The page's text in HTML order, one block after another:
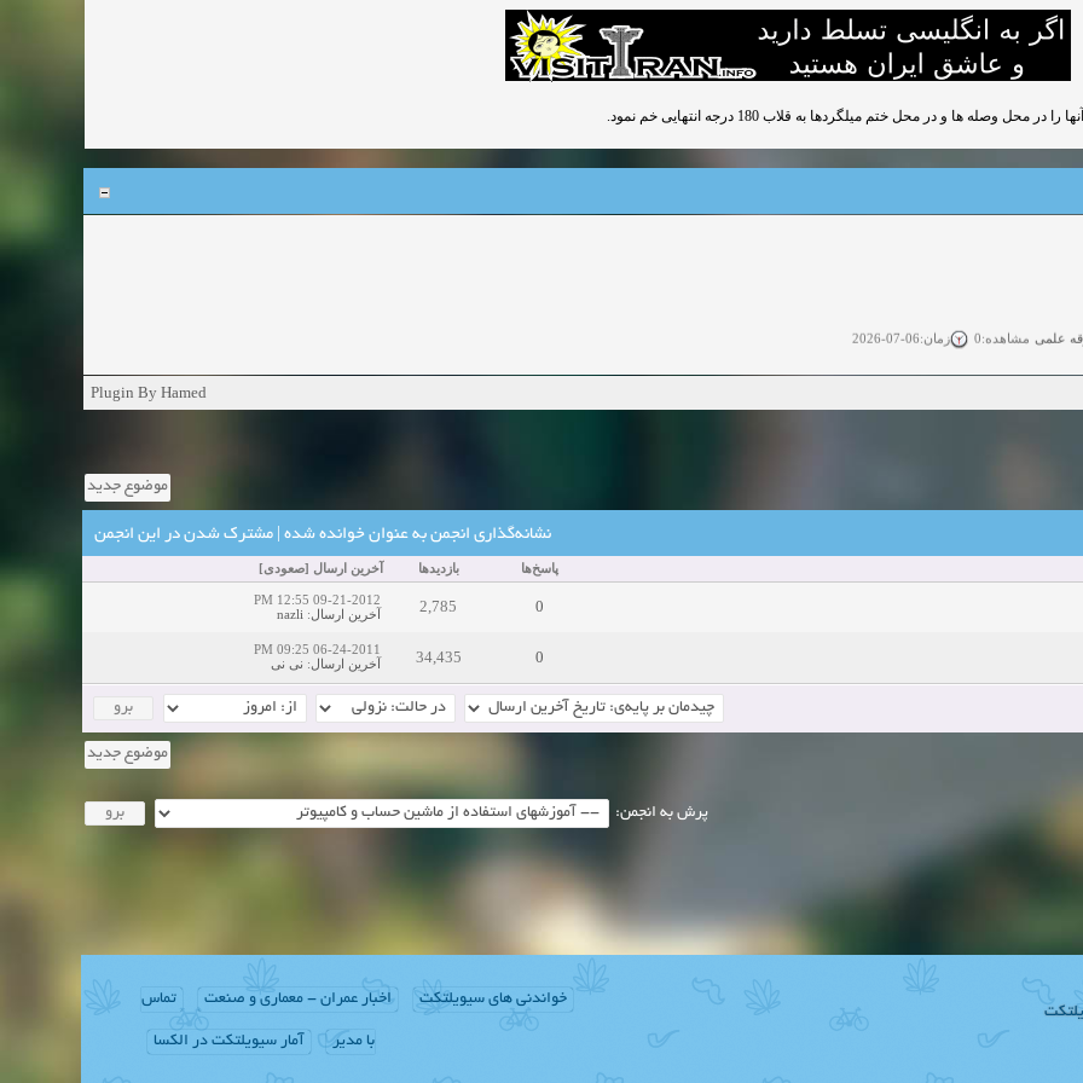
ها و در محل ختم میلگردها به قلاب 180 درجه انتهایی خم نمود.
علمی مشاهده:0 زمان:06-07-2026
آزاد زمان:11-04-2025
دعوت به همکاری مشاهده:0 زمان:11-11-2024
دعوت به همکاری مشاهده:0 زمان:10-21-2024
مشاهده:0 زمان:10-13-2024
Plugin By Hamed
موضوع جدید
نشانه‌گذاری انجمن به عنوان خوانده شده |مشترک شدن در این انجمن
پاسخ‌ها بازدید‌ها آخرین ارسال [صعودی]
0
2,785
09-21-2012 12:55 PM
آخرین ارسال:
nazli
0
34,435
06-24-2011 09:25 PM
آخرین ارسال: نی نی
موضوع جدید
پرش به انجمن:
خواندنی های سیویلتکت اخبار عمران - معماری و صنعت تماس
با مدیر آمار سیویلتکت در الکسا